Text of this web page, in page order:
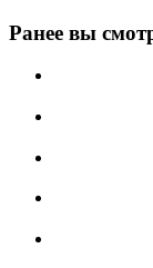
Ранее вы